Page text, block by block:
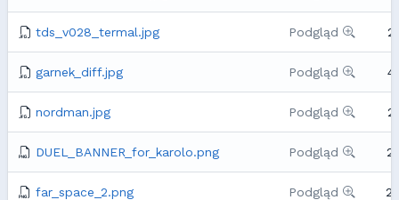
tds_v028_termal.jpg Podgląd
garnek_diff.jpg Podgląd
nordman.jpg Podgląd
DUEL_BANNER_for_karolo.png Podgląd
far_space_2.png Podgląd